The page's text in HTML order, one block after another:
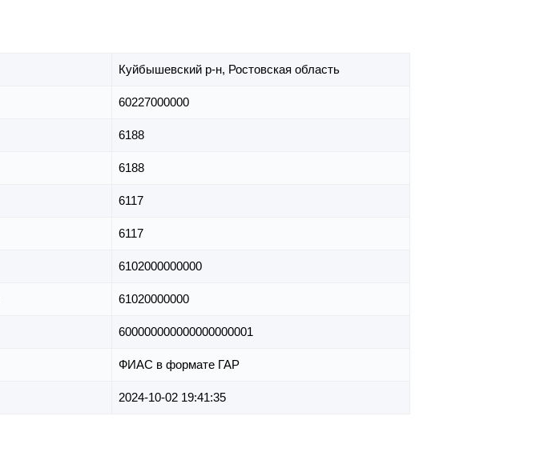
Куйбышевский р-н, Ростовская область
60227000000
6188
6188
6117
6117
6102000000000
61020000000
600000000000000000001
ФИАС в формате ГАР
2024-10-02 19:41:35